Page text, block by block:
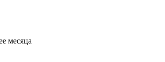
месяца